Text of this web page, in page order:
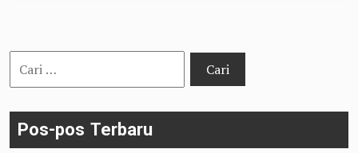
Cari
untuk:
Pos-pos Terbaru